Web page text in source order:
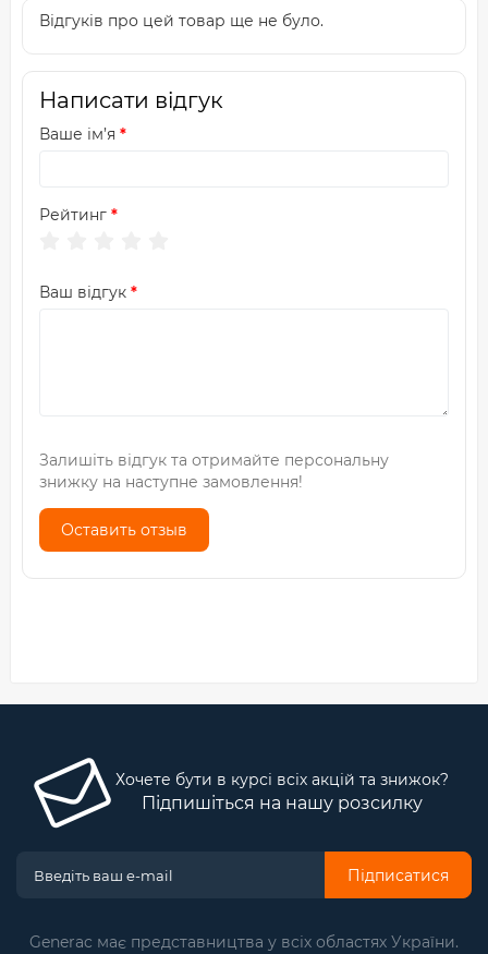
Відгуків про цей товар ще не було.
Написати відгук
Ваше ім’я
Рейтинг
Ваш відгук
Залишіть відгук та отримайте персональну
знижку на наступне замовлення!
Оставить отзыв
Хочете бути в курсі всіх акцій та знижок?
Підпишіться на нашу розсилку
Підписатися
Generac має представництва у всіх областях України.